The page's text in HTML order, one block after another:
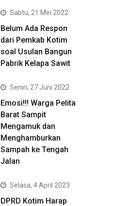
Sabtu, 21 Mei 2022
Belum Ada Respon
dari Pemkab Kotim
soal Usulan Bangun
Pabrik Kelapa Sawit
Senin, 27 Juni 2022
Emosi!!! Warga Pelita
Barat Sampit
Mengamuk dan
Menghamburkan
Sampah ke Tengah
Jalan
Selasa, 4 April 2023
DPRD Kotim Harap